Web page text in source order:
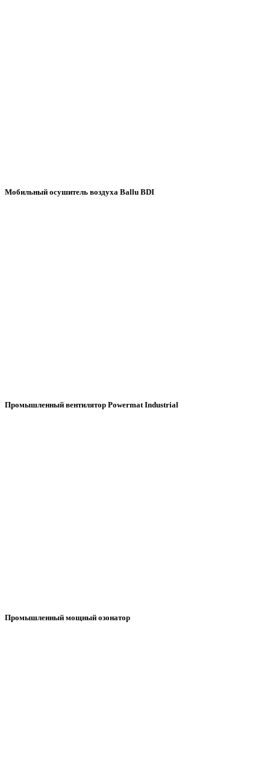
Мобильный осушитель воздуха Ballu BDI
Промышленный вентилятор Powermat Industrial
Промышленный мощный озонатор